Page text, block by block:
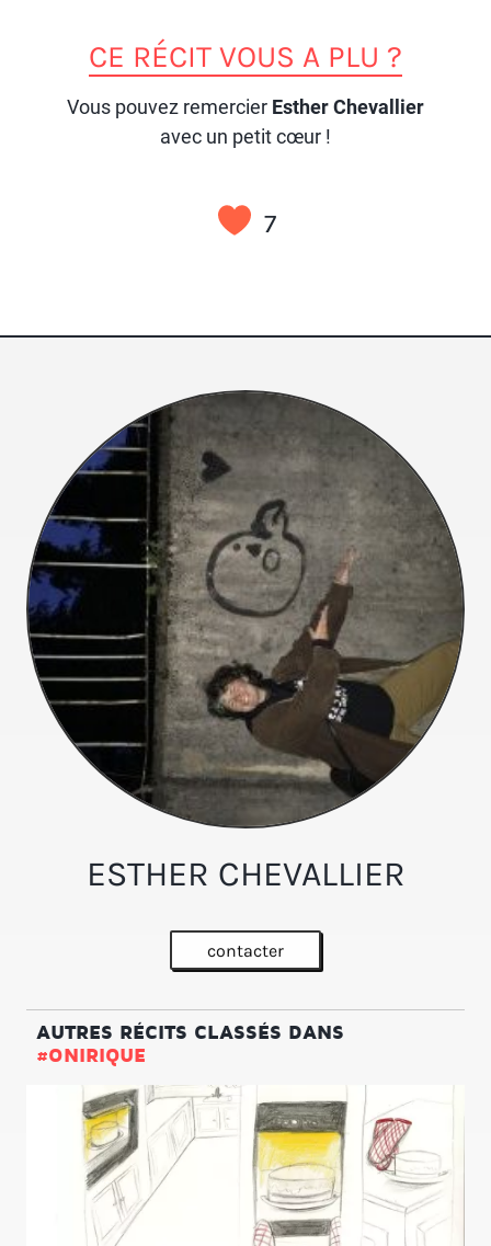
CE RÉCIT VOUS A PLU ?
Vous pouvez remercier Esther Chevallier
avec un petit cœur !
7
ESTHER CHEVALLIER
contacter
AUTRES RÉCITS CLASSÉS DANS
#ONIRIQUE